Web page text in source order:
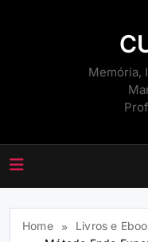
Memória,
Home
Livros e